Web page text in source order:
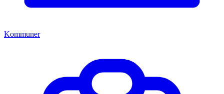
Kommuner